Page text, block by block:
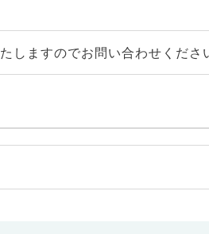
しますのでお問い合わせくださ